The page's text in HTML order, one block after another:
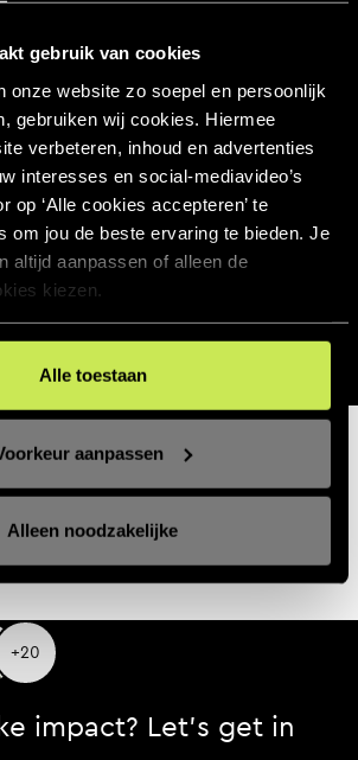
gebruik van cookies
onze website zo soepel en persoonlijk
gebruiken wij cookies. Hiermee
verbeteren, inhoud en advertenties
interesses en social‑mediavideo’s
op ‘Alle cookies accepteren’ te
om jou de beste ervaring te bieden. Je
altijd aanpassen of alleen de
kiezen.
Alle toestaan
aanpassen
Alleen noodzakelijke
beschikken we over voldoende
fundament te creëren.
succes? Waar focussen we ons
doelen? Denk groot.
starten. Een project wordt in
Dit doen we bewust op deze
een mooi resultaat kunnen
gestart om vervolgens slim te
vanaf het begin aan de hand van
en een resultatenanalyse.
+20
impact? Let’s get in